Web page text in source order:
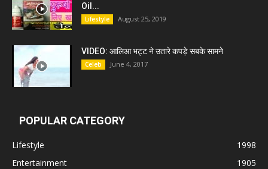
Oil...
Lifestyle August 25, 2019
VIDEO: आलिआ भट्ट ने उतारे कपड़े सबके सामने
Celeb June 4, 2017
POPULAR CATEGORY
Lifestyle
1998
Entertainment
1905